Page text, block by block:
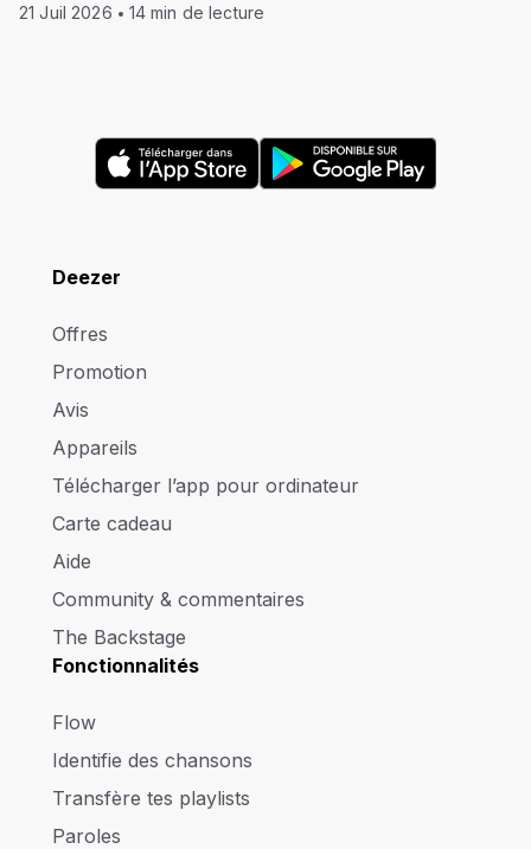
21 Juil 2026 14 min de lecture
Deezer
Offres
Promotion
Avis
Appareils
Télécharger l’app pour ordinateur
Carte cadeau
Aide
Community & commentaires
The Backstage
Fonctionnalités
Flow
Identifie des chansons
Transfère tes playlists
Paroles